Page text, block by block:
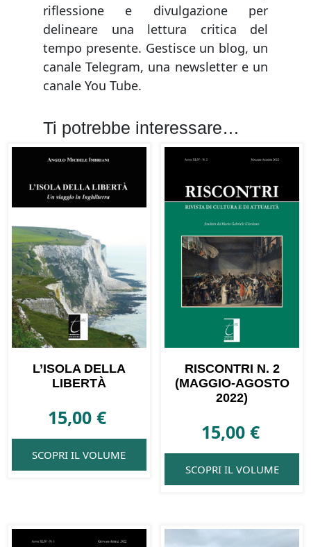
riflessione e divulgazione per
delineare una lettura critica del
tempo presente. Gestisce un blog, un
canale Telegram, una newsletter e un
canale You Tube.
Ti potrebbe interessare…
L’ISOLA DELLA
LIBERTÀ
15,00€
SCOPRI IL VOLUME
RISCONTRI N. 2
(MAGGIO-AGOSTO
2022)
15,00 €
SCOPRI IL VOLUME